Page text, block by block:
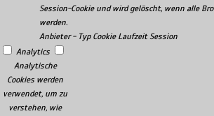
Session-Cookie und wird gelöscht, wenn alle
werden.
Anbieter - Typ Cookie Laufzeit Session
Analytics
Analytische
Cookies werden
verwendet, um zu
verstehen, wie